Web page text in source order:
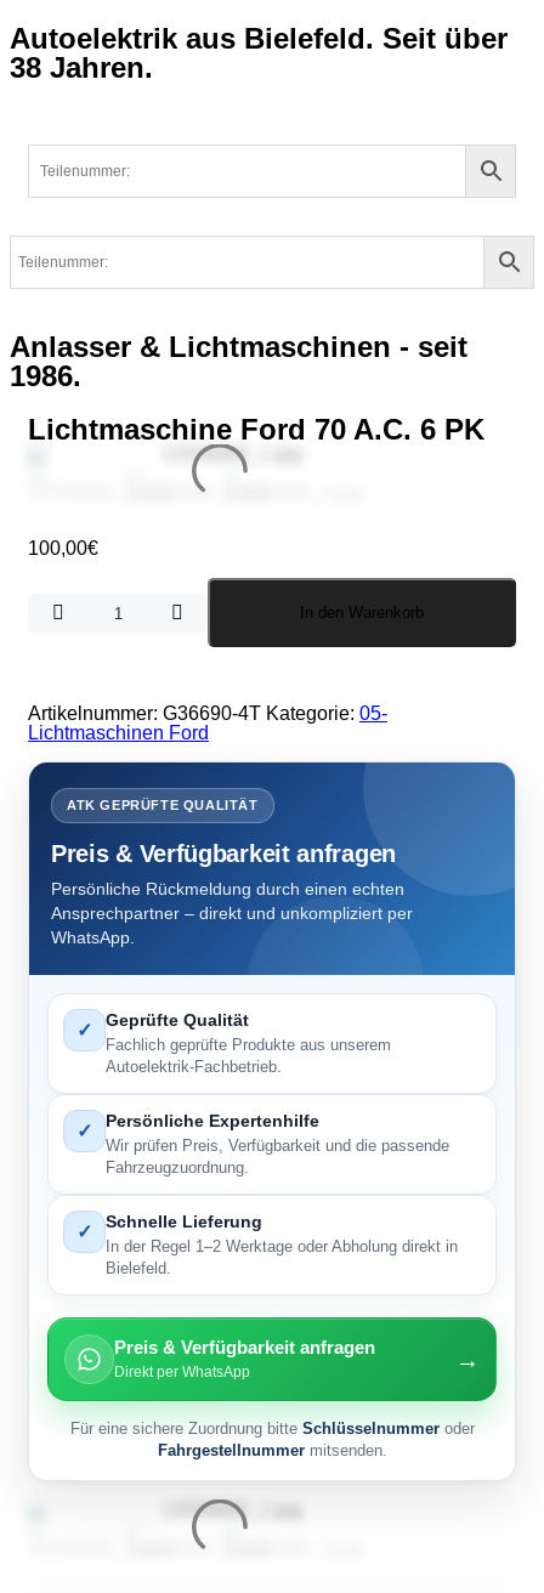
Autoelektrik aus Bielefeld. Seit über
38 Jahren.
Anlasser & Lichtmaschinen - seit
1986.
Lichtmaschine Ford 70 A.C. 6 PK
100,00€
Lichtmaschine
PK
Menge
In den Warenkorb
Artikelnummer: G36690-4T Kategorie: 05-
Lichtmaschinen Ford
ATK GEPRÜFTE QUALITÄT
Preis & Verfügbarkeit anfragen
Persönliche Rückmeldung durch einen echten
Ansprechpartner – direkt und unkompliziert per
WhatsApp.
✓ Geprüfte Qualität
Fachlich geprüfte Produkte aus unserem
Autoelektrik-Fachbetrieb.
✓ Persönliche Expertenhilfe
Wir prüfen Preis, Verfügbarkeit und die passende
Fahrzeugzuordnung.
✓ Schnelle Lieferung
In der Regel 1–2 Werktage oder Abholung direkt in
Bielefeld.
Preis & Verfügbarkeit anfragen
Direkt per WhatsApp →
Für eine sichere Zuordnung bitte Schlüsselnummeroder
Fahrgestellnummermitsenden.